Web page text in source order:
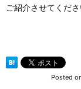
ご紹介させてくだ
Posted